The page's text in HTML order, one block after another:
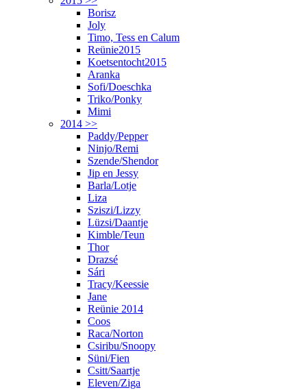
Borisz
Joly
Timo, Tess en Calum
Reünie2015
Koetsentocht2015
Aranka
Sofi/Doeschka
Triko/Ponky
Mimi
2014 >>
Paddy/Pepper
Ninjo/Remi
Szende/Shendor
Jip en Jessy
Barla/Lotje
Liza
Sziszi/Lizzy
Lüzsi/Daantje
Kimble/Teun
Thor
Drazsé
Sári
Tracy/Keessie
Jane
Reünie 2014
Coos
Raca/Norton
Csiribu/Snoopy
Süni/Fien
Csitt/Saartje
Eleven/Ziga